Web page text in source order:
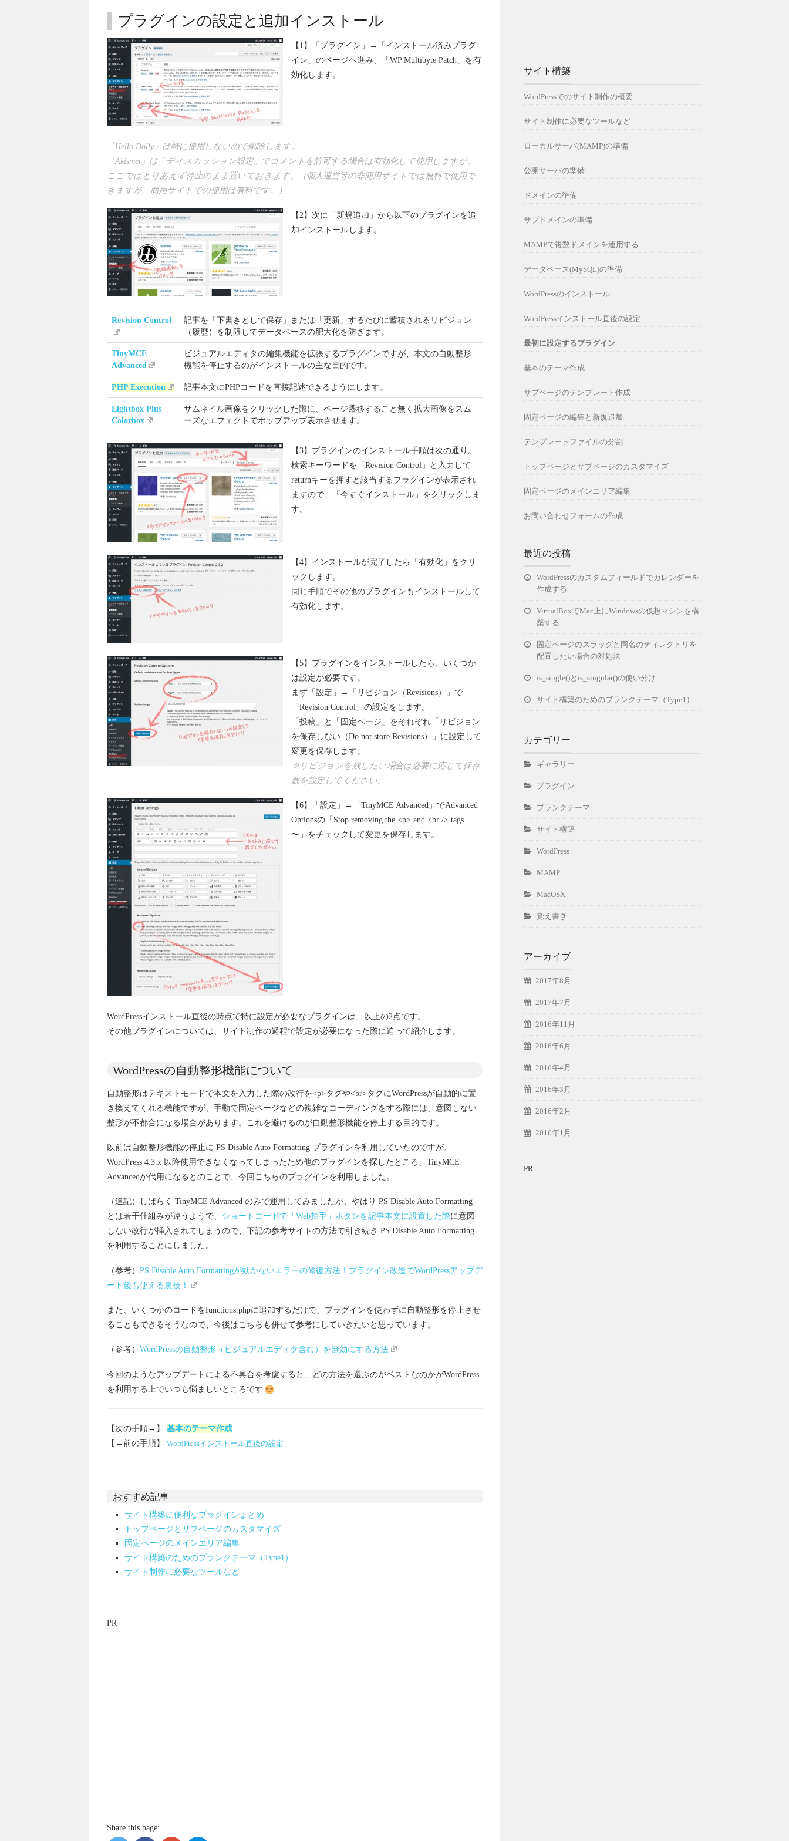
プラグインの設定と追加インストール
【1】「プラグイン」→「インストール済みプラグ
イン」のページヘ進み、「WP Multibyte Patch」を有
効化します。
「Hello Dolly」は特に使用しないので削除します。
「Akismet」は「ディスカッション設定」でコメントを許可する場合は有効化して使用しますが、
ここではとりあえず停止のまま置いておきます。（個人運営等の非商用サイトでは無料で使用で
きますが、商用サイトでの使用は有料です。）
【2】次に「新規追加」から以下のプラグインを追
加インストールします。
Revision Control
記事を「下書きとして保存」または「更新」するたびに蓄積されるリビジョン
（履歴）を制限してデータベースの肥大化を防ぎます。
TinyMCE
Advanced
ビジュアルエディタの編集機能を拡張するプラグインですが、本文の自動整形
機能を停止するのがインストールの主な目的です。
PHP Execution 記事本文にPHPコードを直接記述できるようにします。
Lightbox Plus
Colorbox
サムネイル画像をクリックした際に、ページ遷移すること無く拡大画像をスム
ーズなエフェクトでポップアップ表示させます。
【3】プラグインのインストール手順は次の通り。
検索キーワードを「Revision Control」と入力して
returnキーを押すと該当するプラグインが表示され
ますので、「今すぐインストール」をクリックしま
す。
【4】インストールが完了したら「有効化」をクリ
ックします。
同じ手順でその他のプラグインもインストールして
有効化します。
【5】プラグインをインストールしたら、いくつか
は設定が必要です。
まず「設定」→「リビジョン（Revisions）」で
「Revision Control」の設定をします。
「投稿」と「固定ページ」をそれぞれ「リビジョン
を保存しない（Do not store Revisions）」に設定して
変更を保存します。
※リビジョンを残したい場合は必要に応じて保存
数を設定してください。
【6】「設定」→「TinyMCE Advanced」でAdvanced
Optionsの「Stop removing the <p> and <br /> tags
〜」をチェックして変更を保存します。
WordPressインストール直後の時点で特に設定が必要なプラグインは、以上の2点です。
その他プラグインについては、サイト制作の過程で設定が必要になった際に追って紹介します。
WordPressの自動整形機能について
自動整形はテキストモードで本文を入力した際の改行を<p>タグや<br>タグにWordPressが自動的に置
き換えてくれる機能ですが、手動で固定ページなどの複雑なコーディングをする際には、意図しない
整形が不都合になる場合があります。これを避けるのが自動整形機能を停止する目的です。
以前は自動整形機能の停止に PS Disable Auto Formatting プラグインを利用していたのですが、
WordPress 4.3.x 以降使用できなくなってしまったため他のプラグインを探したところ、TinyMCE
Advancedが代用になるとのことで、今回こちらのプラグインを利用しました。
（追記）しばらく TinyMCE Advanced のみで運用してみましたが、やはり PS Disable Auto Formatting
とは若干仕組みが違うようで、 ショートコードで「Web拍手」ボタンを記事本文に設置した際に意図
しない改行が挿入されてしまうので、下記の参考サイトの方法で引き続き PS Disable Auto Formatting
を利用することにしました。
（参考） PS Disable Auto Formattingが効かないエラーの修復方法！プラグイン改造でWordPressアップデ
ート後も使える裏技！
また、いくつかのコードをfunctions.phpに追加するだけで、プラグインを使わずに自動整形を停止させ
ることもできるそうなので、今後はこちらも併せて参考にしていきたいと思っています。
（参考） WordPressの自動整形（ビジュアルエディタ含む）を無効にする方法
今回のようなアップデートによる不具合を考慮すると、どの方法を選ぶのがベストなのかがWordPress
を利用する上でいつも悩ましいところです
【次の手順→】
基本のテーマ作成
【←前の手順】 WordPressインストール直後の設定
おすすめ記事
サイト構築に便利なプラグインまとめ
トップページとサブページのカスタマイズ
固定ページのメインエリア編集
サイト構築のためのブランクテーマ（Type1）
サイト制作に必要なツールなど
PR
Share this page:
サイト構築
WordPressでのサイト制作の概要
サイト制作に必要なツールなど
ローカルサーバ(MAMP)の準備
公開サーバの準備
ドメインの準備
サブドメインの準備
MAMPで複数ドメインを運用する
データベース(MySQL)の準備
WordPressのインストール
WordPressインストール直後の設定
最初に設定するプラグイン
基本のテーマ作成
サブページのテンプレート作成
固定ページの編集と新規追加
テンプレートファイルの分割
トップページとサブページのカスタマイズ
固定ページのメインエリア編集
お問い合わせフォームの作成
最近の投稿
WordPressのカスタムフィールドでカレンダーを
作成する
VirtualBoxでMac上にWindowsの仮想マシンを構
築する
固定ページのスラッグと同名のディレクトリを
配置したい場合の対処法
is_single()とis_singular()の使い分け
サイト構築のためのブランクテーマ（Type1）
カテゴリー
ギャラリー
プラグイン
ブランクテーマ
サイト構築
WordPress
MAMP
MacOSX
覚え書き
アーカイブ
2017年8月
2017年7月
2016年11月
2016年6月
2016年4月
2016年3月
2016年2月
2016年1月
PR